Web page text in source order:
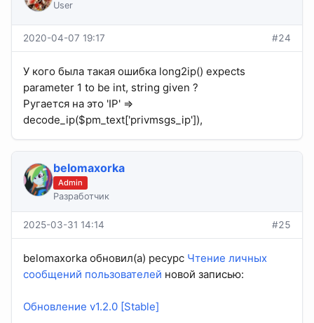
User
2020-04-07 19:17 #24
У кого была такая ошибка long2ip() expects
parameter 1 to be int, string given ?
Ругается на это 'IP' =>
decode_ip($pm_text['privmsgs_ip']),
belomaxorka
Admin
Разработчик
2025-03-31 14:14 #25
belomaxorka обновил(а) ресурс Чтение личных
сообщений пользователей новой записью:
Обновление v1.2.0 [Stable]